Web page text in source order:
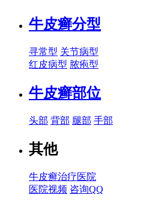
牛皮癣分型
寻常型 关节病型
红皮病型 脓疱型
牛皮癣部位
头部 背部 腿部 手部
其他
牛皮癣治疗医院
医院视频 咨询QQ